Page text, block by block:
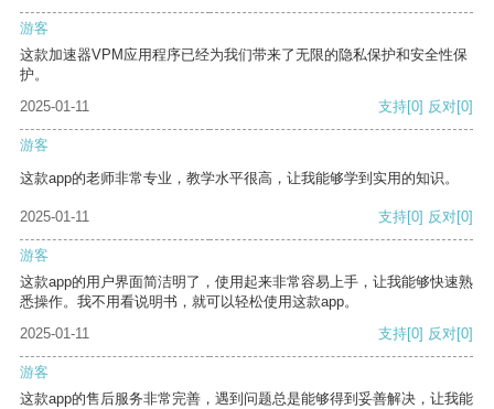
游客
这款加速器VPM应用程序已经为我们带来了无限的隐私保护和安全性保
护。
2025-01-11
支持[0] 反对[0]
游客
这款app的老师非常专业，教学水平很高，让我能够学到实用的知识。
2025-01-11 支持[0] 反对[0]
游客
这款app的用户界面简洁明了，使用起来非常容易上手，让我能够快速熟
悉操作。我不用看说明书，就可以轻松使用这款app。
2025-01-11
支持[0] 反对[0]
游客
这款app的售后服务非常完善，遇到问题总是能够得到妥善解决，让我能